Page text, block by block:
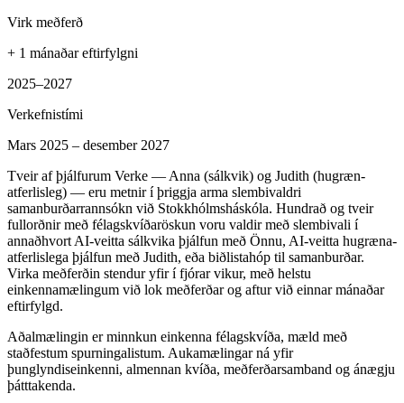
Virk meðferð
+ 1 mánaðar eftirfylgni
2025–2027
Verkefnistími
Mars 2025 – desember 2027
Tveir af þjálfurum Verke — Anna (sálkvik) og Judith (hugræn-
atferlisleg) — eru metnir í þriggja arma slembivaldri
samanburðarrannsókn við Stokkhólmsháskóla. Hundrað og tveir
fullorðnir með félagskvíðaröskun voru valdir með slembivali í
annaðhvort AI-veitta sálkvika þjálfun með Önnu, AI-veitta hugræna-
atferlislega þjálfun með Judith, eða biðlistahóp til samanburðar.
Virka meðferðin stendur yfir í fjórar vikur, með helstu
einkennamælingum við lok meðferðar og aftur við einnar mánaðar
eftirfylgd.
Aðalmælingin er minnkun einkenna félagskvíða, mæld með
staðfestum spurningalistum. Aukamælingar ná yfir
þunglyndiseinkenni, almennan kvíða, meðferðarsamband og ánægju
þátttakenda.